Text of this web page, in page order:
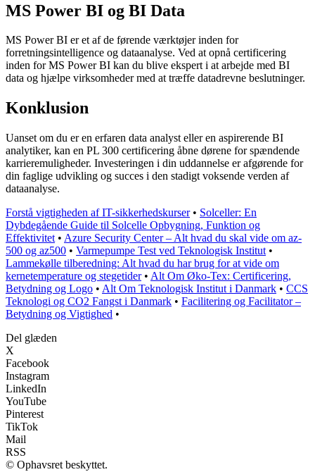
MS Power BI og BI Data
MS Power BI er et af de førende værktøjer inden for
forretningsintelligence og dataanalyse. Ved at opnå certificering
inden for MS Power BI kan du blive ekspert i at arbejde med BI
data og hjælpe virksomheder med at træffe datadrevne beslutninger.
Konklusion
Uanset om du er en erfaren data analyst eller en aspirerende BI
analytiker, kan en PL 300 certificering åbne dørene for spændende
karrieremuligheder. Investeringen i din uddannelse er afgørende for
din faglige udvikling og succes i den stadigt voksende verden af
dataanalyse.
Forstå vigtigheden af IT-sikkerhedskurser• Solceller: En
Dybdegående Guide til Solcelle Opbygning, Funktion og
Effektivitet • Azure Security Center – Alt hvad du skal vide om az-
500 og az500 • Varmepumpe Test ved Teknologisk Institut •
Lammekølle tilberedning: Alt hvad du har brug for at vide om
kernetemperature og stegetider• Alt Om Øko-Tex: Certificering,
Betydning og Logo • Alt Om Teknologisk Institut i Danmark • CCS
Teknologi og CO2 Fangst i Danmark • Facilitering og Facilitator –
Betydning og Vigtighed •
Del glæden
X
Facebook
Instagram
LinkedIn
YouTube
Pinterest
TikTok
Mail
RSS
© Ophavsret beskyttet.